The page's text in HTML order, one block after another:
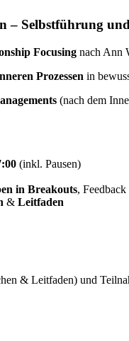
Selbstführung
Focusing nach Ann
Prozessen in
(nach dem
(inkl. Pausen)
in Breakouts, Feedback
& Leitfaden
& Leitfaden) und